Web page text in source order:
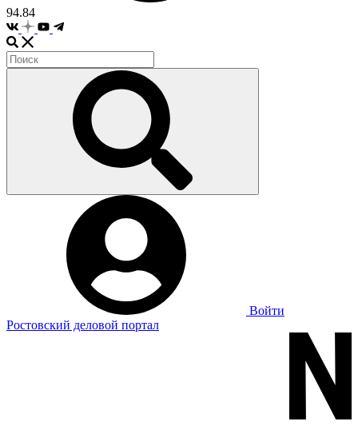
94.84
Войти
Ростовский деловой портал